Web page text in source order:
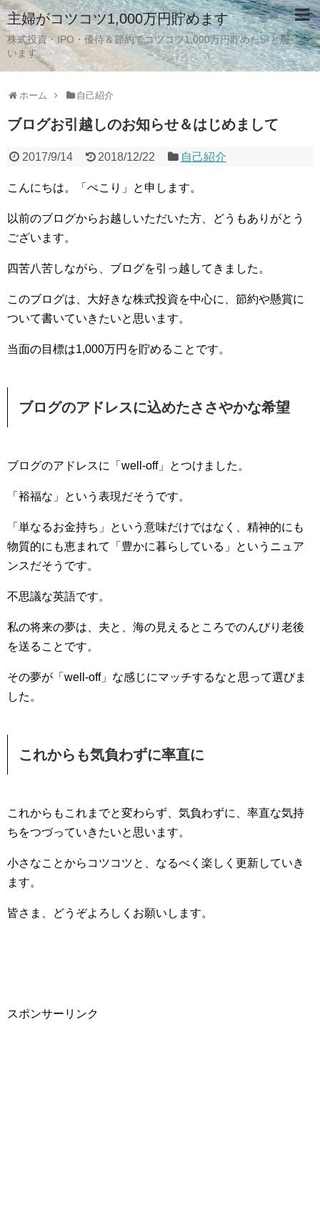
主婦がコツコツ1,000万円貯めます
株式投資・IPO・優待＆節約でコツコツ1,000万円貯めたいと思
います。
ホーム 自己紹介
ブログお引越しのお知らせ＆はじめまして
2017/9/14 2018/12/22 自己紹介
こんにちは。「ぺこり」と申します。
以前のブログからお越しいただいた方、どうもありがとう
ございます。
四苦八苦しながら、ブログを引っ越してきました。
このブログは、大好きな株式投資を中心に、節約や懸賞に
ついて書いていきたいと思います。
当面の目標は1,000万円を貯めることです。
ブログのアドレスに込めたささやかな希望
ブログのアドレスに「well-off」とつけました。
「裕福な」という表現だそうです。
「単なるお金持ち」という意味だけではなく、精神的にも
物質的にも恵まれて「豊かに暮らしている」というニュア
ンスだそうです。
不思議な英語です。
私の将来の夢は、夫と、海の見えるところでのんびり老後
を送ることです。
その夢が「well-off」な感じにマッチするなと思って選びま
した。
これからも気負わずに率直に
これからもこれまでと変わらず、気負わずに、率直な気持
ちをつづっていきたいと思います。
小さなことからコツコツと、なるべく楽しく更新していき
ます。
皆さま、どうぞよろしくお願いします。
スポンサーリンク